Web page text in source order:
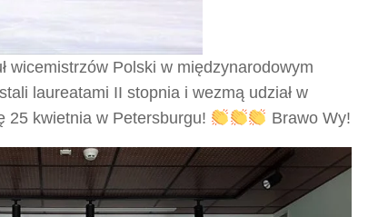
wicemistrzów Polski w międzynarodowym
laureatami II stopnia i wezmą udział w
25 kwietnia w Petersburgu!
Brawo Wy!